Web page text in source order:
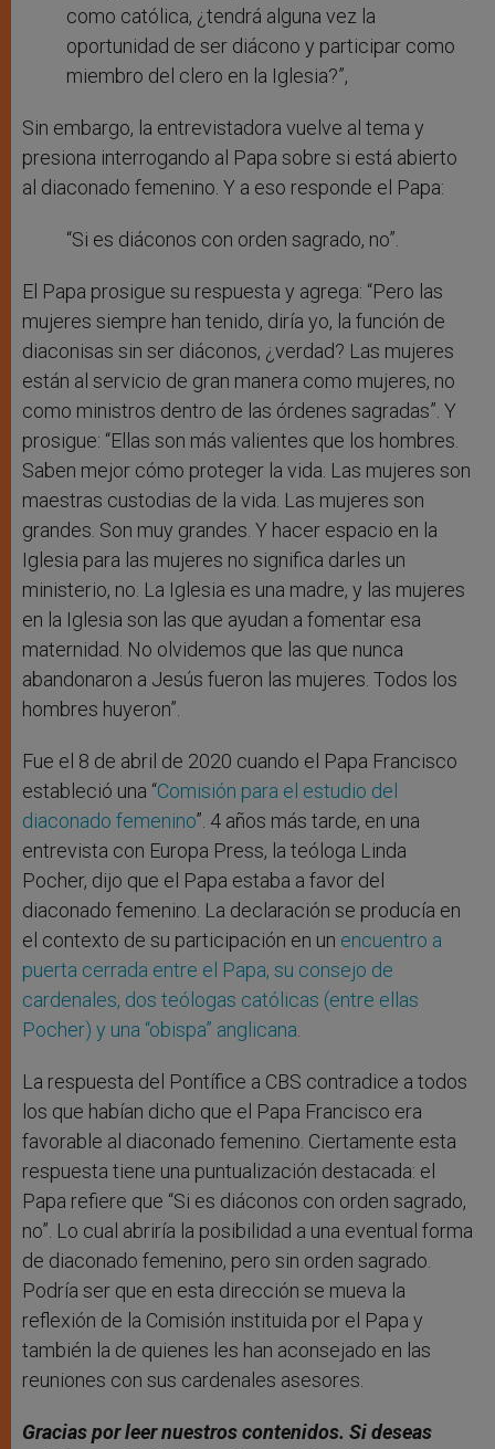
como católica, ¿tendrá alguna vez la
oportunidad de ser diácono y participar como
miembro del clero en la Iglesia?”,
Sin embargo, la entrevistadora vuelve al tema y
presiona interrogando al Papa sobre si está abierto
al diaconado femenino. Y a eso responde el Papa:
“Si es diáconos con orden sagrado, no”.
El Papa prosigue su respuesta y agrega: “Pero las
mujeres siempre han tenido, diría yo, la función de
diaconisas sin ser diáconos, ¿verdad? Las mujeres
están al servicio de gran manera como mujeres, no
como ministros dentro de las órdenes sagradas”. Y
prosigue: “Ellas son más valientes que los hombres.
Saben mejor cómo proteger la vida. Las mujeres son
maestras custodias de la vida. Las mujeres son
grandes. Son muy grandes. Y hacer espacio en la
Iglesia para las mujeres no significa darles un
ministerio, no. La Iglesia es una madre, y las mujeres
en la Iglesia son las que ayudan a fomentar esa
maternidad. No olvidemos que las que nunca
abandonaron a Jesús fueron las mujeres. Todos los
hombres huyeron”.
Fue el 8 de abril de 2020 cuando el Papa Francisco
estableció una “Comisión para el estudio del
diaconado femenino”. 4 años más tarde, en una
entrevista con Europa Press, la teóloga Linda
Pocher, dijo que el Papa estaba a favor del
diaconado femenino. La declaración se producía en
el contexto de su participación en un encuentro a
puerta cerrada entre el Papa, su consejo de
cardenales, dos teólogas católicas (entre ellas
Pocher) y una “obispa” anglicana
La respuesta del Pontífice a CBS contradice a todos
los que habían dicho que el Papa Francisco era
favorable al diaconado femenino. Ciertamente esta
respuesta tiene una puntualización destacada: el
Papa refiere que “Si es diáconos con orden sagrado,
no”. Lo cual abriría la posibilidad a una eventual forma
de diaconado femenino, pero sin orden sagrado.
Podría ser que en esta dirección se mueva la
reflexión de la Comisión instituida por el Papa y
también la de quienes les han aconsejado en las
reuniones con sus cardenales asesores.
Gracias por leer nuestros contenidos. Si deseas